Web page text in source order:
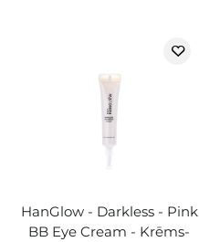
HanGlow - Darkless - Pink
BB Eye Cream - Krēms-